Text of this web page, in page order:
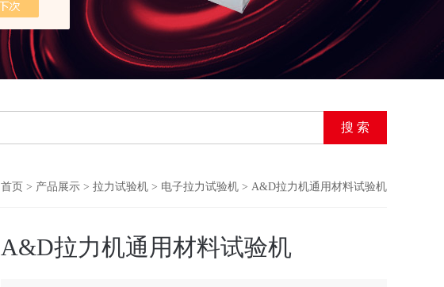
首页 > 产品展示 > 拉力试验机 > 电子拉力试验机 > A&D拉力机通用材料试验机
A&D拉力机通用材料试验机